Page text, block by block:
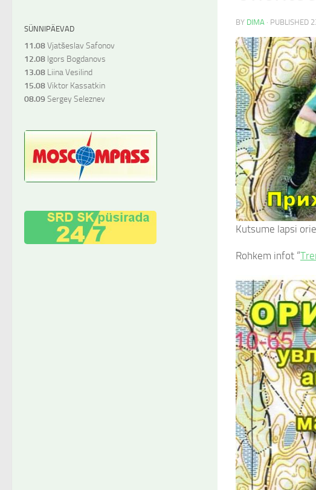
BY DIMA · PUBLISHED
Kutsume lapsi
Rohkem infot “
SÜNNIPÄEVAD
11.08Vjatšeslav Safonov
12.08 Igors Bogdanovs
13.08 Liina Vesilind
15.08Viktor Kassatkin
08.09Sergey Seleznev